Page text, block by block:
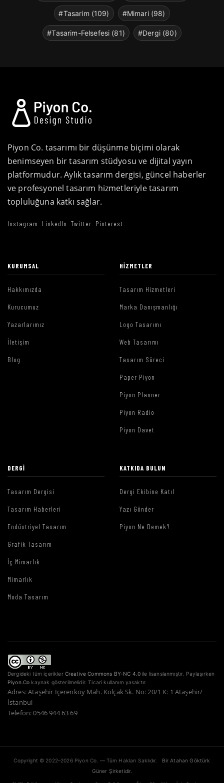
#Tasarim (109) #Mimari (98)
#Tasarim-Felsefesi (81) #Dergi (80)
Piyon Co. tasarımı bir düşünme biçimi olarak
benimseyen bir tasarım stüdyosu ve dijital yayın
platformudur. Aylık tasarım dergisi, güncel haberler
ve profesyonel tasarım hizmetleriyle tasarım
topluluğuna katkı sağlar.
Instagram LinkedIn Twitter Pinterest
KURUMSAL
Hakkımızda
Kurucumuz
Yazarlarımız
İletişim
Blog
HIZMETLER
Tasarım Hizmetleri
Marka Danışmanlığı
Logo Tasarımı
Web Tasarımı
Tasarım Süreci
Paper Piyon
Piyon Planner
Piyon Radio
Piyon Davet
DERGI
Tasarım Dergisi
Tasarım Haberleri
Endüstriyel Tasarım
Grafik Tasarım
İç Mimarlık
Mimarlık
Moda Tasarım
KATKIDA BULUN
Dergi Ekibine Katıl
Yazı Gönder
Piyon Ne Demek?
Dergideki tüm içerikler Creative Commons BY-NC 4.0 ile lisanslanmıştır. Paylaşırken
Piyon.Co kaynak gösterilmelidir. Ticari kullanım yasaktır.
Adres: Ataşehir İçerenköy Mah. Kolçak Sk. No: 20/1 K: 1 Ataşehir/
İstanbul
Telefon: 0546 944 63 69
Copyright © 2022–2026 Piyon Co. — Tüm Hakları Saklıdır.
Bir Atahan Göktürk
Güner Şirketidir.